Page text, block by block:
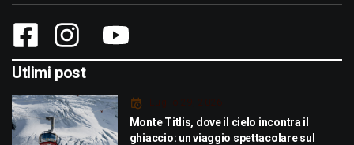
Utlimi post
Luglio 29, 2026
Monte Titlis, dove il cielo incontra il
ghiaccio: un viaggio spettacolare sul